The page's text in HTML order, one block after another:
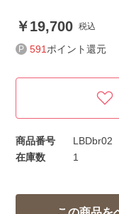
19,700 税込
591 ポイント還元
商品番号
LBDbr02
在庫数
1